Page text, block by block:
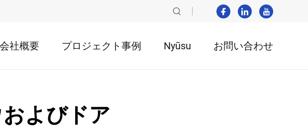
会社概要 プロジェクト事例 Nyūsu お問い合わせ
よびドア